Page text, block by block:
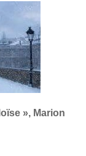
», Marion